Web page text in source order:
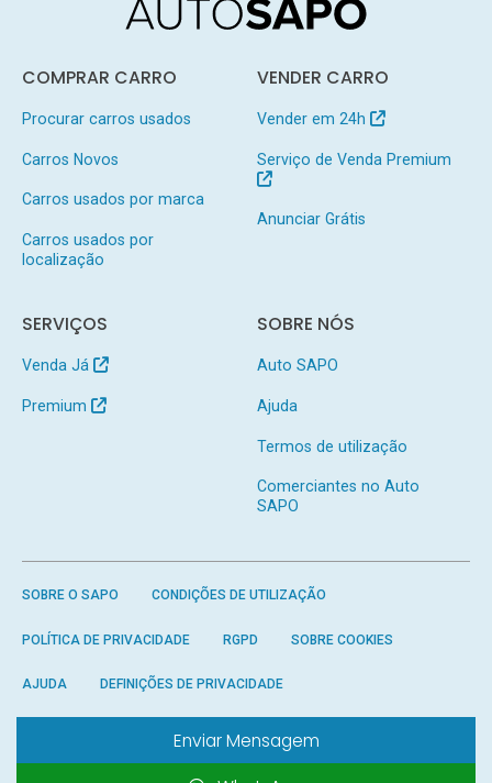
Enviar Mensagem
COMPRAR CARRO
Procurar carros usados
Carros Novos
Carros usados por marca
Carros usados por
localização
VENDER CARRO
Vender em 24h
Serviço de Venda Premium
Anunciar Grátis
SERVIÇOS
Venda Já
Premium
SOBRE NÓS
Auto SAPO
Ajuda
Termos de utilização
Comerciantes no Auto
SAPO
SOBRE O SAPO CONDIÇÕES DE UTILIZAÇÃO
POLÍTICA DE PRIVACIDADE RGPD SOBRE COOKIES
AJUDA DEFINIÇÕES DE PRIVACIDADE